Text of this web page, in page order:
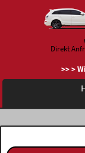
Direkt
>> >